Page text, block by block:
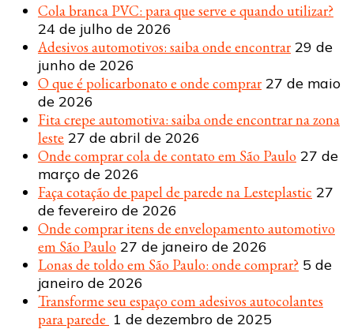
Cola branca PVC: para que serve e quando utilizar?
24 de julho de 2026
Adesivos automotivos: saiba onde encontrar 29 de
junho de 2026
O que é policarbonato e onde comprar 27 de maio
de 2026
Fita crepe automotiva: saiba onde encontrar na zona
leste 27 de abril de 2026
Onde comprar cola de contato em São Paulo 27 de
março de 2026
Faça cotação de papel de parede na Lesteplastic 27
de fevereiro de 2026
Onde comprar itens de envelopamento automotivo
em São Paulo 27 de janeiro de 2026
Lonas de toldo em São Paulo: onde comprar? 5 de
janeiro de 2026
Transforme seu espaço com adesivos autocolantes
para parede 1 de dezembro de 2025